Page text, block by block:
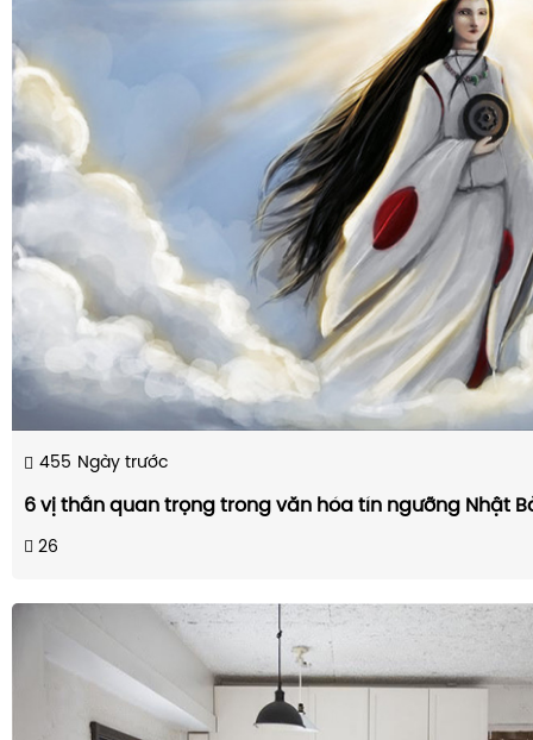
455 Ngày trước
6 vị thần quan trọng trong văn hóa tín ngưỡng Nhật
26